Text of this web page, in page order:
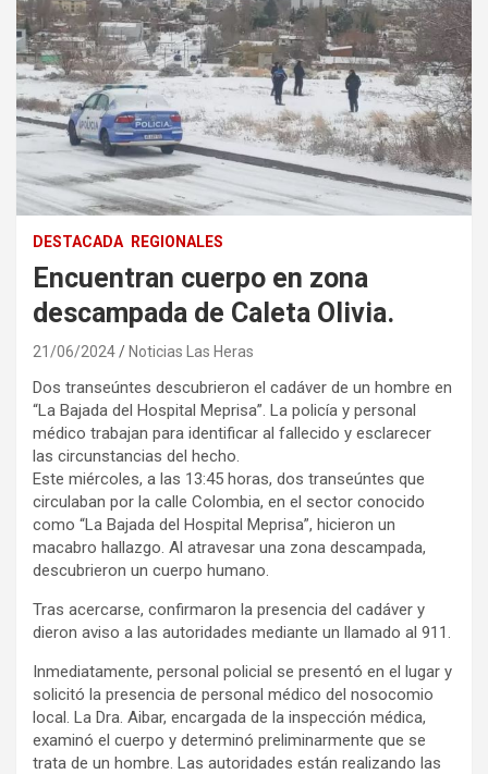
DESTACADA REGIONALES
Encuentran cuerpo en zona
descampada de Caleta Olivia.
21/06/2024 Noticias Las Heras
Dos transeúntes descubrieron el cadáver de un hombre en
“La Bajada del Hospital Meprisa”. La policía y personal
médico trabajan para identificar al fallecido y esclarecer
las circunstancias del hecho.
Este miércoles, a las 13:45 horas, dos transeúntes que
circulaban por la calle Colombia, en el sector conocido
como “La Bajada del Hospital Meprisa”, hicieron un
macabro hallazgo. Al atravesar una zona descampada,
descubrieron un cuerpo humano.
Tras acercarse, confirmaron la presencia del cadáver y
dieron aviso a las autoridades mediante un llamado al 911.
Inmediatamente, personal policial se presentó en el lugar y
solicitó la presencia de personal médico del nosocomio
local. La Dra. Aibar, encargada de la inspección médica,
examinó el cuerpo y determinó preliminarmente que se
trata de un hombre. Las autoridades están realizando las